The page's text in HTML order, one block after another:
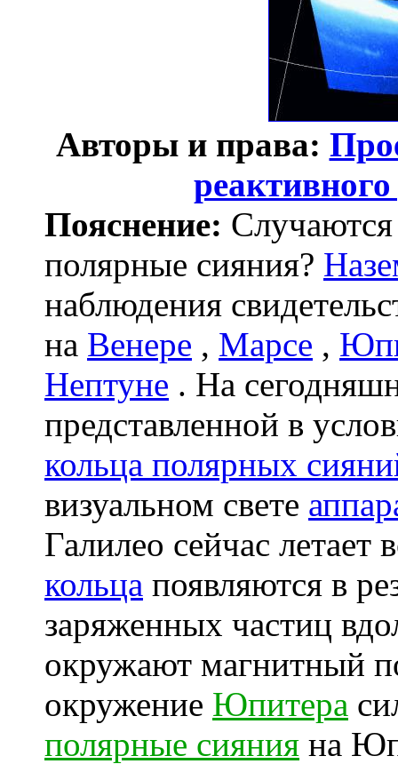
Авторы и права:
Пояснение:
полярные сияния?
наблюдения
на Венере , Марсе ,
Нептуне . На
представленной в
кольца полярных
визуальном свете
Галилео сейчас летает
кольца появляются в
заряженных частиц
окружают магнитный
окружение Юпитера
полярные сияния на